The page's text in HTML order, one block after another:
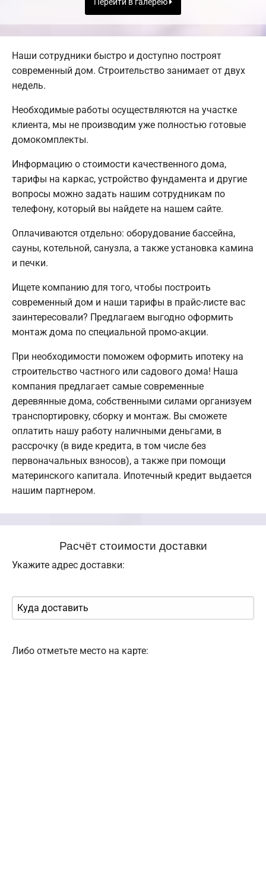
Перейти в галерею
Наши сотрудники быстро и доступно построят
современный дом. Строительство занимает от двух
недель.
Необходимые работы осуществляются на участке
клиента, мы не производим уже полностью готовые
домокомплекты.
Информацию о стоимости качественного дома,
тарифы на каркас, устройство фундамента и другие
вопросы можно задать нашим сотрудникам по
телефону, который вы найдете на нашем сайте.
Оплачиваются отдельно: оборудование бассейна,
сауны, котельной, санузла, а также установка камина
и печки.
Ищете компанию для того, чтобы построить
современный дом и наши тарифы в прайс-листе вас
заинтересовали? Предлагаем выгодно оформить
монтаж дома по специальной промо-акции.
При необходимости поможем оформить ипотеку на
строительство частного или садового дома! Наша
компания предлагает самые современные
деревянные дома, собственными силами организуем
транспортировку, сборку и монтаж. Вы сможете
оплатить нашу работу наличными деньгами, в
рассрочку (в виде кредита, в том числе без
первоначальных взносов), а также при помощи
материнского капитала. Ипотечный кредит выдается
нашим партнером.
Расчёт стоимости доставки
Укажите адрес доставки:
Либо отметьте место на карте: